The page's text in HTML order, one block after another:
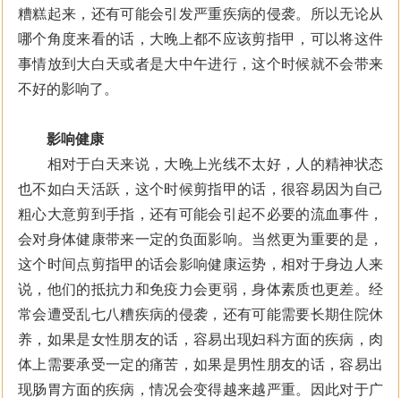
糟糕起来，还有可能会引发严重疾病的侵袭。所以无论从
哪个角度来看的话，大晚上都不应该剪指甲，可以将这件
事情放到大白天或者是大中午进行，这个时候就不会带来
不好的影响了。
影响健康
相对于白天来说，大晚上光线不太好，人的精神状态
也不如白天活跃，这个时候剪指甲的话，很容易因为自己
粗心大意剪到手指，还有可能会引起不必要的流血事件，
会对身体健康带来一定的负面影响。当然更为重要的是，
这个时间点剪指甲的话会影响健康运势，相对于身边人来
说，他们的抵抗力和免疫力会更弱，身体素质也更差。经
常会遭受乱七八糟疾病的侵袭，还有可能需要长期住院休
养，如果是女性朋友的话，容易出现妇科方面的疾病，肉
体上需要承受一定的痛苦，如果是男性朋友的话，容易出
现肠胃方面的疾病，情况会变得越来越严重。因此对于广